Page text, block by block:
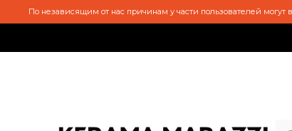
По независящим от нас причинам у части пользователей могут